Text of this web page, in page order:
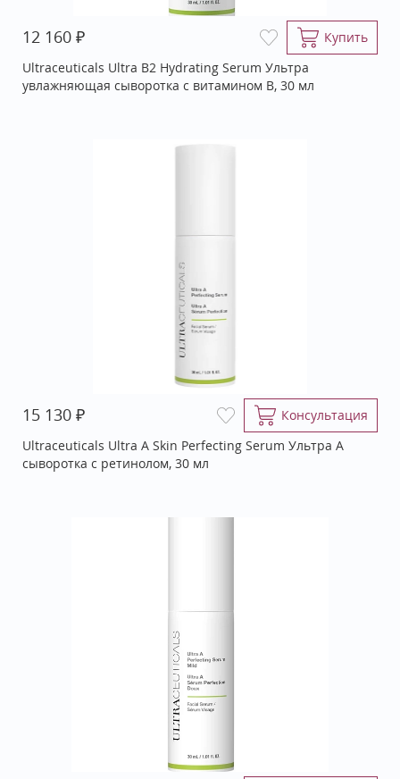
12 160 ₽
Купить
Ultraceuticals Ultra B2 Hydrating Serum Ультра
увлажняющая сыворотка с витамином В, 30 мл
15 130 ₽
Консультация
Ultraceuticals Ultra A Skin Perfecting Serum Ультра А
сыворотка с ретинолом, 30 мл